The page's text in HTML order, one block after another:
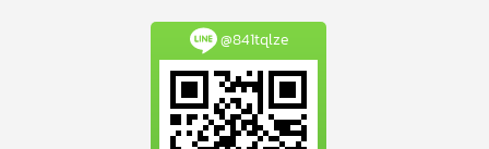
@841tqlze